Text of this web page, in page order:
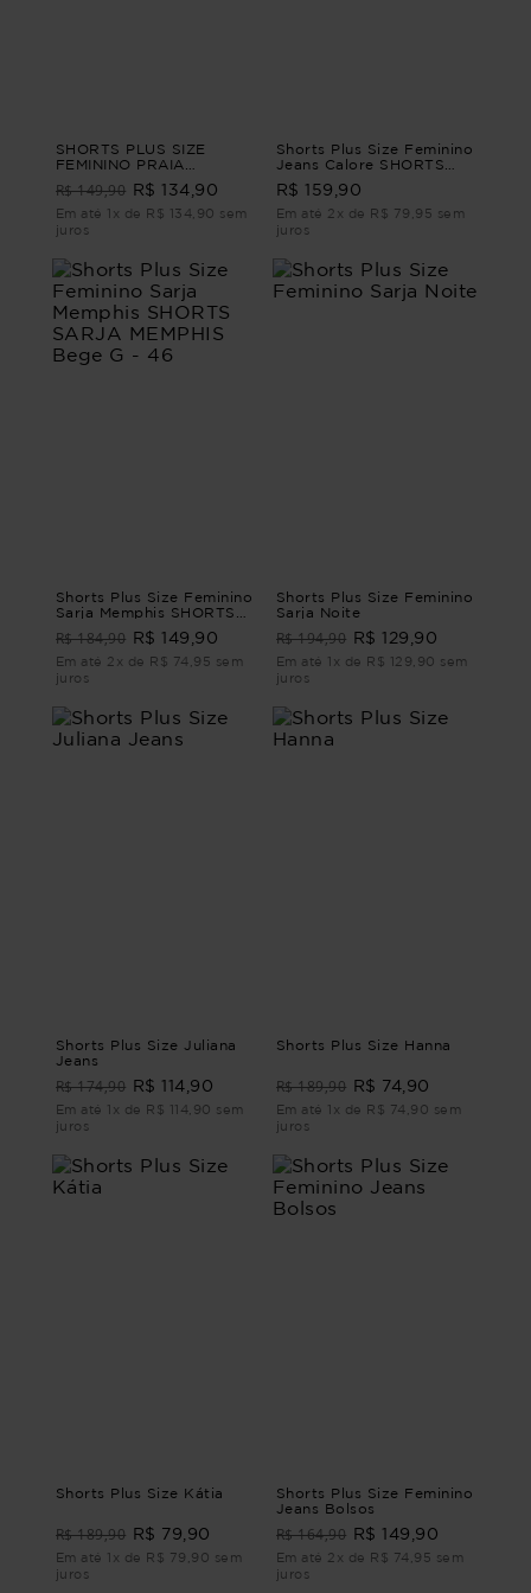
SHORTS PLUS SIZE
FEMININO PRAIA
MARONTI Azul P
R$ 149,90 R$ 134,90
Em até 1x de R$ 134,90 sem
juros
Shorts Plus Size Feminino
Jeans Calore SHORTS
JEANS CALORE G3
R$ 159,90
Em até 2x de R$ 79,95 sem
juros
Shorts Plus Size Feminino
Sarja Memphis SHORTS
SARJA MEMPHIS Bege G
- 46
R$ 184,90 R$ 149,90
Em até 2x de R$ 74,95 sem
juros
Shorts Plus Size Feminino
Sarja Noite
R$ 194,90 R$ 129,90
Em até 1x de R$ 129,90 sem
juros
Shorts Plus Size Juliana
Jeans
R$ 174,90 R$ 114,90
Em até 1x de R$ 114,90 sem
juros
Shorts Plus Size Hanna
R$ 189,90 R$ 74,90
Em até 1x de R$ 74,90 sem
juros
Shorts Plus Size Kátia
R$ 189,90 R$ 79,90
Em até 1x de R$ 79,90 sem
juros
Shorts Plus Size Feminino
Jeans Bolsos
R$ 164,90 R$ 149,90
Em até 2x de R$ 74,95 sem
juros